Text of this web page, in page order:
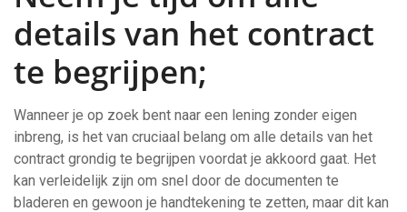
details van het contract
te begrijpen;
Wanneer je op zoek bent naar een lening zonder eigen
inbreng, is het van cruciaal belang om alle details van het
contract grondig te begrijpen voordat je akkoord gaat. Het
kan verleidelijk zijn om snel door de documenten te
bladeren en gewoon je handtekening te zetten, maar dit kan